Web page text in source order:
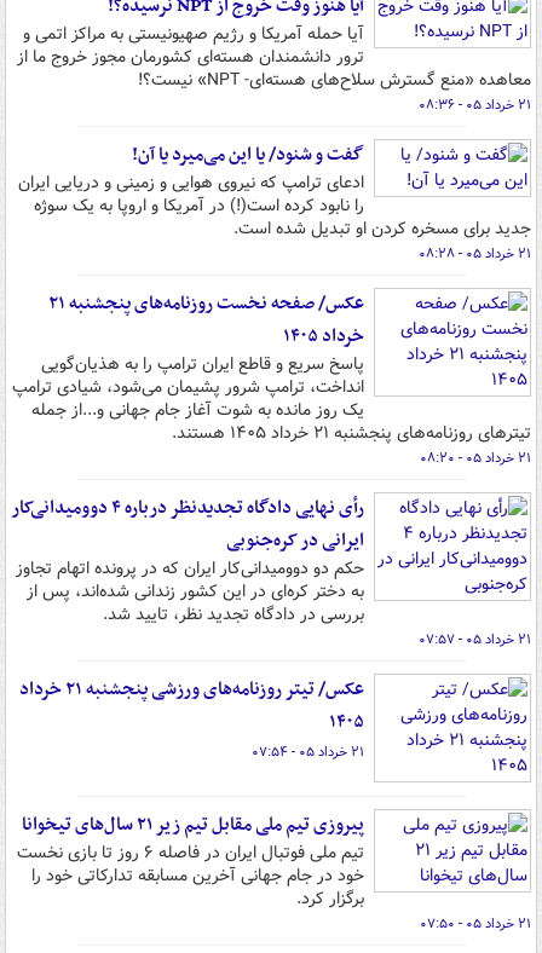
آیا حمله آمریکا و رژیم صهیونیستی به مراکز اتمی و
ترور دانشمندان هسته‌ای کشورمان مجوز خروج ما از
معاهده «‌منع گسترش سلاح‌های هسته‌ای- NPT‌» نیست؟!
۲۱ خرداد ۰۵ - ۰۸:۳۶
گفت و شنود/ یا این می‌میرد یا آن!
ادعای ترامپ که نیروی هوایی و زمینی و دریایی ایران
را نابود کرده است‌(!) در آمریکا و اروپا به یک سوژه
جدید برای مسخره کردن او تبدیل شده است.
۲۱ خرداد ۰۵ - ۰۸:۲۸
عکس/ صفحه نخست روزنامه‌های پنجشنبه ۲۱
خرداد ۱۴۰۵
پاسخ سریع و قاطع ایران ترامپ را به هذیان‌گویی
انداخت، ترامپ شرور پشیمان می‌شود، شیادی ترامپ
یک روز مانده به شوت آغاز جام جهانی و...از جمله
تیترهای روزنامه‌های پنجشنبه ۲۱ خرداد ۱۴۰۵ هستند.
۲۱ خرداد ۰۵ - ۰۸:۲۰
رأی نهایی دادگاه تجدیدنظر درباره ۴ دوومیدانی‌کار
ایرانی در کره‌جنوبی
حکم دو دوومیدانی‌کار ایران که در پرونده اتهام تجاوز
به دختر کره‌ای در این کشور زندانی شده‌اند، پس از
بررسی در دادگاه تجدید نظر، تایید شد.
۲۱ خرداد ۰۵ - ۰۷:۵۷
عکس/ تیتر روزنامه‌های ورزشی پنجشنبه ۲۱ خرداد
۱۴۰۵
۲۱ خرداد ۰۵ - ۰۷:۵۴
پیروزی تیم ملی مقابل تیم زیر ٢١ سال‌های تیخوانا
تیم ملی فوتبال ایران در فاصله ۶ روز تا بازی نخست
خود در جام جهانی آخرین مسابقه تدارکاتی خود را
برگزار کرد.
۲۱ خرداد ۰۵ - ۰۷:۵۰